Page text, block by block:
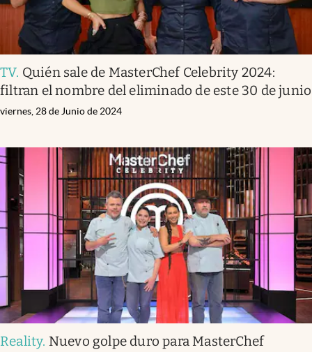
TV. Quién sale de MasterChef Celebrity 2024:
filtran el nombre del eliminado de este 30 de junio
viernes, 28 de Junio de 2024
Reality. Nuevo golpe duro para MasterChef